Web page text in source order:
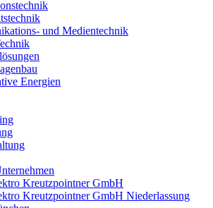
und Medientechnik
Energien
Kreutzpointner GmbH
Kreutzpointner GmbH Niederlassung